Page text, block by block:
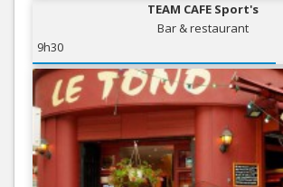
TEAM CAFE Sport's
Bar & restaurant
9h30